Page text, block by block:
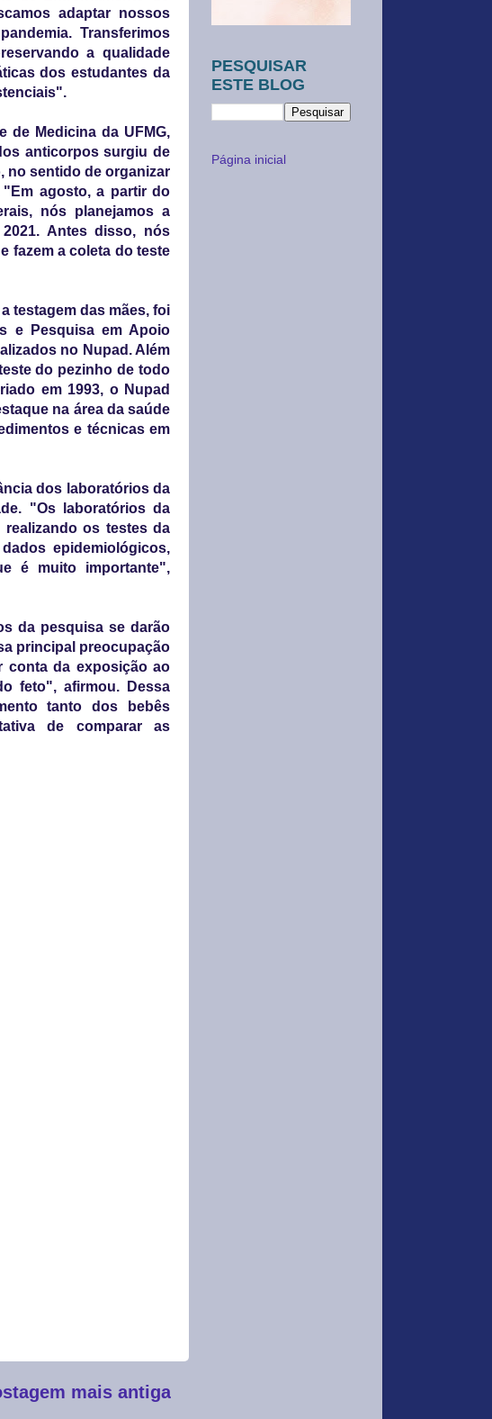
adaptar nossos
Transferimos
a qualidade
dos estudantes da
de Medicina da UFMG,
anticorpos surgiu de
no sentido de organizar
agosto, a partir do
nós planejamos a
Antes disso, nós
fazem a coleta do teste
testagem das mães, foi
e Pesquisa em Apoio
no Nupad. Além
do pezinho de todo
em 1993, o Nupad
na área da saúde
e técnicas em
dos laboratórios da
"Os laboratórios da
realizando os testes da
epidemiológicos,
é muito importante",
da pesquisa se darão
principal preocupação
conta da exposição ao
feto", afirmou. Dessa
tanto dos bebês
de comparar as
mais antiga
PESQUISAR
ESTE BLOG
Página inicial